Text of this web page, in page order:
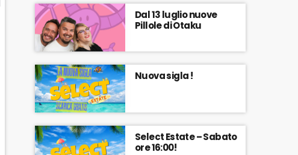
Dal 13 luglio nuove
Pillole di Otaku
Nuova sigla !
Select Estate – Sabato
ore 16:00!